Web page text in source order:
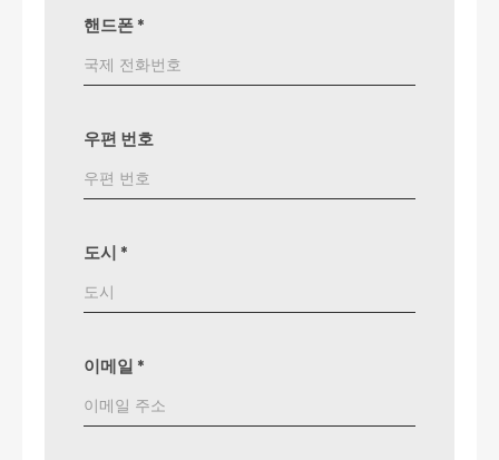
핸드폰 *
우편 번호
도시 *
이메일 *